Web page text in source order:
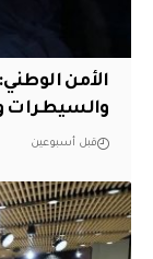
والسيطرات
قبل أسبوعين